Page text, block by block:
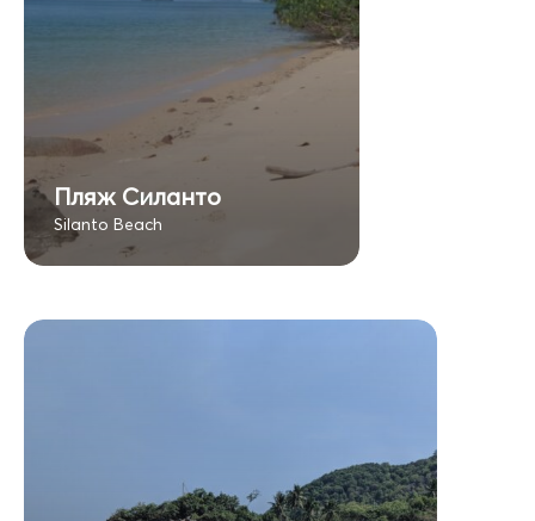
Пляж Силанто
Silanto Beach